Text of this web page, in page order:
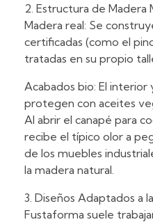
2. Estructura de Madera
Madera real: Se
certificadas (como el
tratadas en su propio
Acabados bio: El
protegen con aceites
Al abrir el canapé para
recibe el típico olor a
de los muebles
la madera natural.
3. Diseños Adaptados a
Fustaforma suele